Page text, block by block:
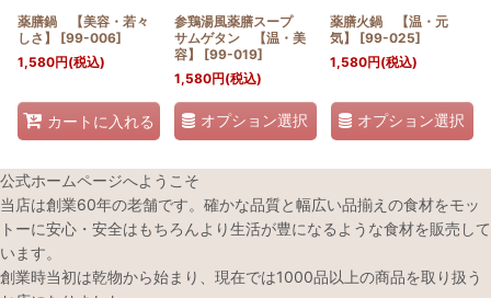
薬膳鍋 【美容・若々
しさ】
[99-006]
1,580円(税込)
カートに入れる
参鶏湯風薬膳スープ
サムゲタン 【温・美
容】
[99-019]
1,580円(税込)
オプション選択
薬膳火鍋 【温・元
気】
[99-025]
1,580円(税込)
オプション選択
公式ホームページへようこそ
当店は創業60年の老舗です。確かな品質と幅広い品揃えの食材をモッ
トーに安心・安全はもちろんより生活が豊になるような食材を販売して
います。
創業時当初は乾物から始まり、現在では1000品以上の商品を取り扱う